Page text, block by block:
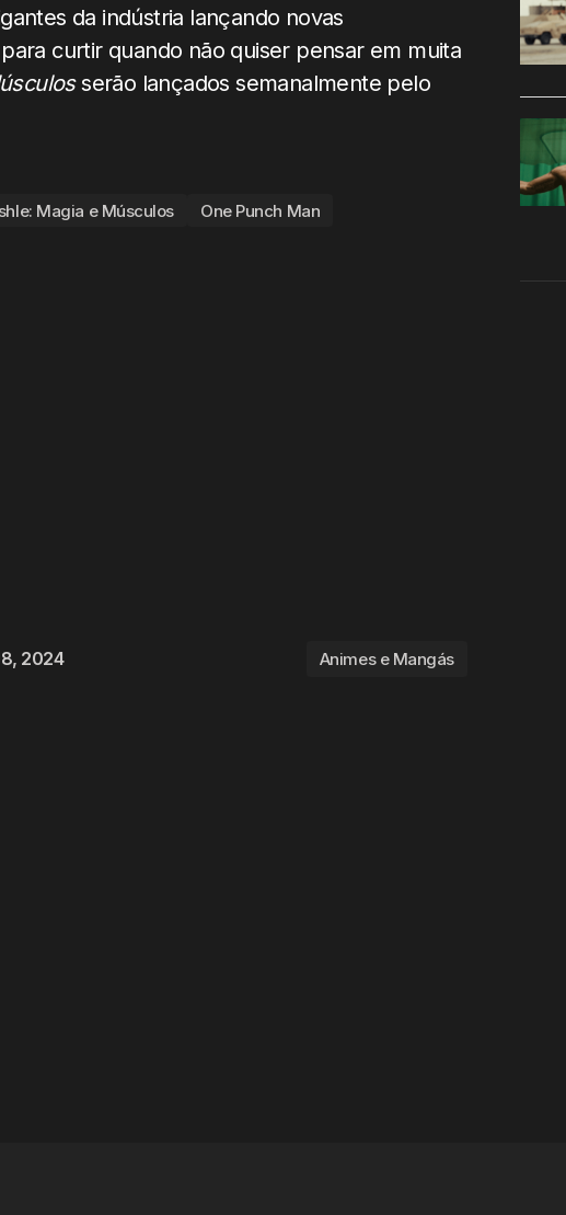
da indústria lançando novas
curtir quando não quiser pensar em muita
serão lançados semanalmente pelo
Magia e Músculos One Punch Man
2024 Animes e Mangás